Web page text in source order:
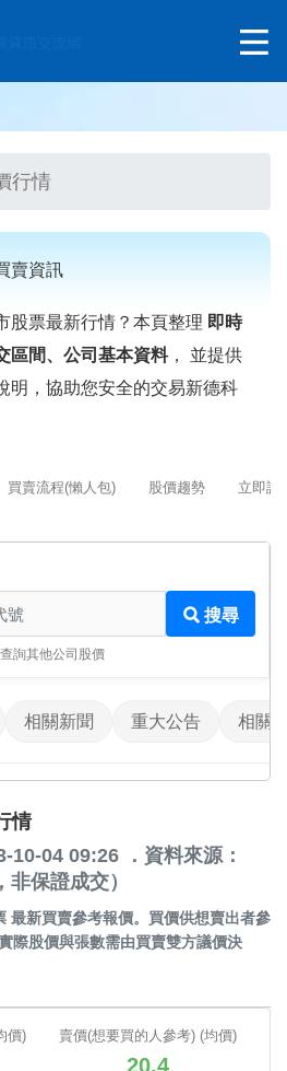
行情
賣資訊
股票最新行情？本頁整理 即時
區間、公司基本資料， 並提供
明，協助您安全的交易新德科
買賣流程(懶人包) 股價趨勢 立即詢
搜尋
詢其他公司股價
相關新聞 重大公告 相關
情
10-04 09:26 ．資料來源：
保證成交）
最新買賣參考報價。買價供想賣出者參
際股價與張數需由買賣雙方議價決
價) 賣價(想要買的人參考) (均價)
20.4